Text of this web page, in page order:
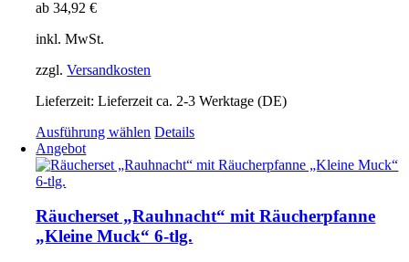
werden
ab34,92€
inkl. MwSt.
zzgl.Versandkosten
Lieferzeit:Lieferzeit ca. 2-3 Werktage (DE)
Ausführung wählen Dieses
weist
auf.
Die
Optionen
Details
Angebot
Räucherset „Rauhnacht“ mit Räucherpfanne
„Kleine Muck“ 6-tlg.